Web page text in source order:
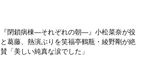
『閉鎖病棟―それぞれの朝―』小松菜奈が役
と葛藤、熱演ぶりを笑福亭鶴瓶・綾野剛が絶
賛「美しい純真な涙でした」